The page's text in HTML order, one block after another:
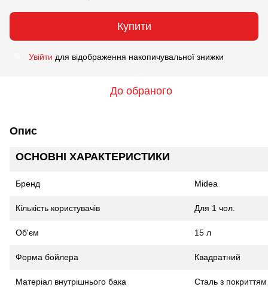
Купити
Увійти для відображення накопичувальної знижки
До обраного
Опис
ОСНОВНІ ХАРАКТЕРИСТИКИ
Бренд Midea
Кількість користувачів Для 1 чол.
Об'єм 15 л
Форма бойлера Квадратний
Матеріал внутрішнього бака Сталь з покриттям